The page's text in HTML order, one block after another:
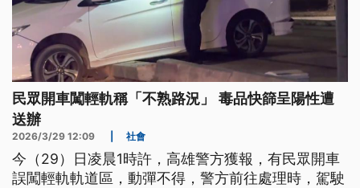
民眾開車闖輕軌稱「不熟路況」 毒品快篩呈陽性遭
送辦
2026/3/29 12:09 社會
今（29）日凌晨1時許，高雄警方獲報，有民眾開車
誤闖輕軌軌道區，動彈不得，警方前往處理時，駕駛